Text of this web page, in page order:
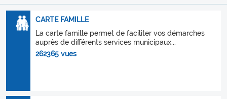
CARTE FAMILLE
La carte famille permet de faciliter vos démarches
auprès de différents services municipaux...
262365 vues